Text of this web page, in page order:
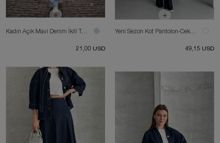
Kadın Açık Mavi Denim İkili Takım – Kolsuz Crop Bluz & Bol Paça Pantolon
21,00 USD
Yeni Sezon Kot Pantolon-Ceket Takım
49,15 USD